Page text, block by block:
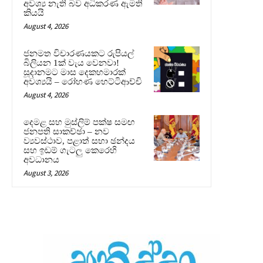
අවශ්‍ය නැති බව අධිකරණ ඇමති
කියයි
August 4, 2026
ජනමත විචාරණයකට රුපියල්
බිලියන 1ක් වැය වෙනවා!
සූදානමට මාස දෙකහමාරක්
අවශ්‍යයි – රෝහණ හෙට්ටිආච්චි
August 4, 2026
දෙමළ සහ මුස්ලිම් පක්ෂ සමඟ
ජනපති සාකච්ඡා – නව
ව්‍යවස්ථාව, පළාත් සභා ඡන්දය
සහ ඉඩම් ගැටලු කෙරෙහි
අවධානය
August 3, 2026